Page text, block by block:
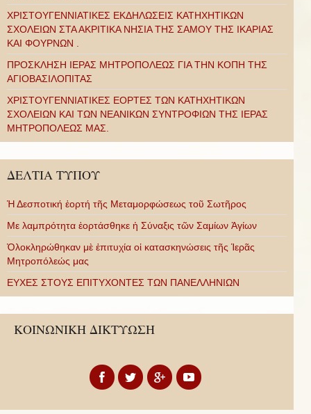
ΧΡΙΣΤΟΥΓΕΝΝΙΑΤΙΚΕΣ ΕΚΔΗΛΩΣΕΙΣ ΚΑΤΗΧΗΤΙΚΩΝ
ΣΧΟΛΕΙΩΝ ΣΤΑ ΑΚΡΙΤΙΚΑ ΝΗΣΙΑ ΤΗΣ ΣΑΜΟΥ ΤΗΣ ΙΚΑΡΙΑΣ
ΚΑΙ ΦΟΥΡΝΩΝ .
ΠΡΟΣΚΛΗΣΗ ΙΕΡΑΣ ΜΗΤΡΟΠΟΛΕΩΣ ΓΙΑ ΤΗΝ ΚΟΠΗ ΤΗΣ
ΑΓΙΟΒΑΣΙΛΟΠΙΤΑΣ
ΧΡΙΣΤΟΥΓΕΝΝΙΑΤΙΚΕΣ ΕΟΡΤΕΣ ΤΩΝ ΚΑΤΗΧΗΤΙΚΩΝ
ΣΧΟΛΕΙΩΝ ΚΑΙ ΤΩΝ ΝΕΑΝΙΚΩΝ ΣΥΝΤΡΟΦΙΩΝ ΤΗΣ ΙΕΡΑΣ
ΜΗΤΡΟΠΟΛΕΩΣ ΜΑΣ.
ΔΕΛΤΙΑ ΤΥΠΟΥ
Ἡ Δεσποτική ἑορτή τῆς Μεταμορφώσεως τοῦ Σωτῆρος
Με λαμπρότητα ἑορτάσθηκε ἡ Σύναξις τῶν Σαμίων Ἁγίων
Ὁλοκληρώθηκαν μὲ ἐπιτυχία οἱ κατασκηνώσεις τῆς Ἱερᾶς
Μητροπόλεώς μας
ΕΥΧΕΣ ΣΤΟΥΣ ΕΠΙΤΥΧΟΝΤΕΣ ΤΩΝ ΠΑΝΕΛΛΗΝΙΩΝ
ΚΟΙΝΩΝΙΚΗ ΔΙΚΤΥΩΣΗ